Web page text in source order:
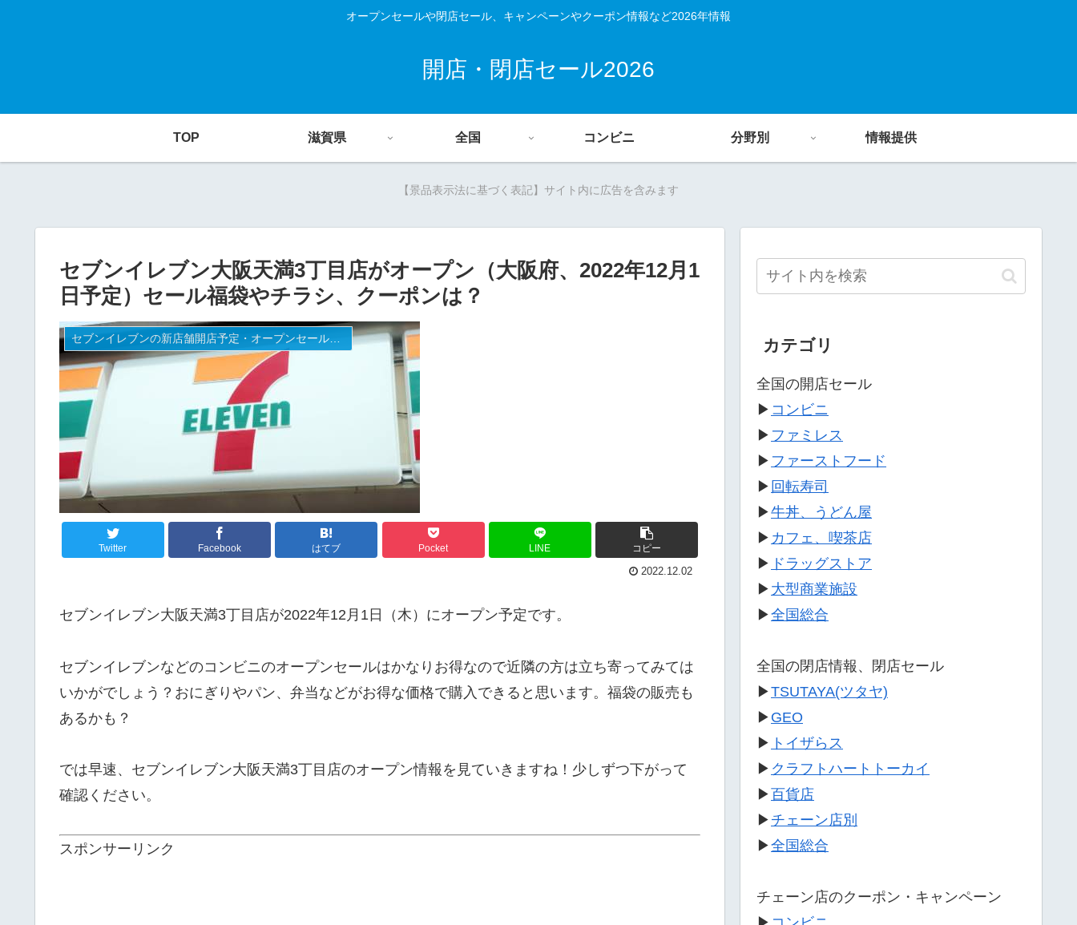
オープンセールや閉店セール、キャンペーンやクーポン情報など2026年情報
開店・閉店セール2026
TOP 滋賀県 全国 コンビニ 分野別 情報提供
【景品表示法に基づく表記】サイト内に広告を含みます
セブンイレブン大阪天満3丁目店がオープン（大阪府、2022年12月1
日予定）セール福袋やチラシ、クーポンは？
セブンイレブンの新店舗開店予定・オープンセール（福袋）、クーポンなど
Twitter Facebook はてブ Pocket LINE コピー
2022.12.02
セブンイレブン大阪天満3丁目店が2022年12月1日（木）にオープン予定です。
セブンイレブンなどのコンビニのオープンセールはかなりお得なので近隣の方は立ち寄ってみては
いかがでしょう？おにぎりやパン、弁当などがお得な価格で購入できると思います。福袋の販売も
あるかも？
では早速、セブンイレブン大阪天満3丁目店のオープン情報を見ていきますね！少しずつ下がって
確認ください。
スポンサーリンク
カテゴリ
全国の開店セール
▶ コンビニ
▶ ファミレス
▶ ファーストフード
▶ 回転寿司
▶牛丼、うどん屋
▶ カフェ、喫茶店
▶ ドラッグストア
▶ 大型商業施設
▶全国総合
全国の閉店情報、閉店セール
▶TSUTAYA(ツタヤ)
▶ GEO
▶ トイザらス
▶ クラフトハートトーカイ
▶百貨店
▶ チェーン店別
▶全国総合
チェーン店のクーポン・キャンペーン